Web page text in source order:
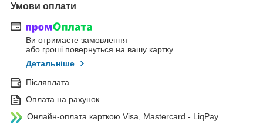
Умови оплати
Ви отримаєте замовлення
або гроші повернуться на вашу картку
Детальніше
Післяплата
Оплата на рахунок
Онлайн-оплата карткою Visa, Mastercard - LiqPay